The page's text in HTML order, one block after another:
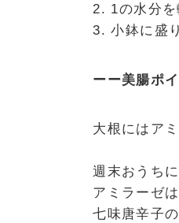
2. 1の水分を
3. 小鉢に盛
ーー美腸ポ
大根にはア
週末おうち
アミラーゼ
七味唐辛子